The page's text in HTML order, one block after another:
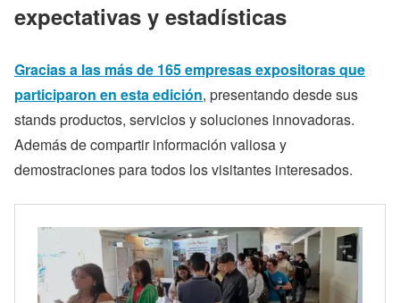
expectativas y estadísticas
Gracias a las más de 165 empresas expositoras que
participaron en esta edición, presentando desde sus
stands productos, servicios y soluciones innovadoras.
Además de compartir información valiosa y
demostraciones para todos los visitantes interesados.